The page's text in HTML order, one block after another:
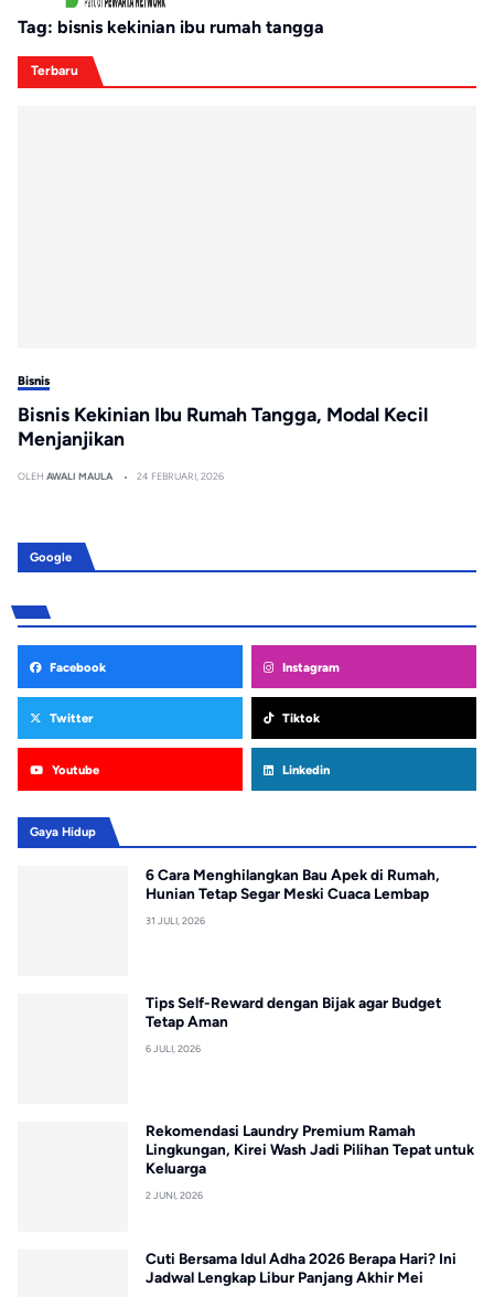
Tag: bisnis kekinian ibu rumah tangga
Terbaru
Bisnis
Bisnis Kekinian Ibu Rumah Tangga, Modal Kecil
Menjanjikan
OLEH AWALI MAULA 24 FEBRUARI, 2026
Google
Facebook Instagram
Twitter Tiktok
Youtube Linkedin
Gaya Hidup
6 Cara Menghilangkan Bau Apek di Rumah,
Hunian Tetap Segar Meski Cuaca Lembap
31 JULI, 2026
Tips Self-Reward dengan Bijak agar Budget
Tetap Aman
6 JULI, 2026
Rekomendasi Laundry Premium Ramah
Lingkungan, Kirei Wash Jadi Pilihan Tepat untuk
Keluarga
2 JUNI, 2026
Cuti Bersama Idul Adha 2026 Berapa Hari? Ini
Jadwal Lengkap Libur Panjang Akhir Mei